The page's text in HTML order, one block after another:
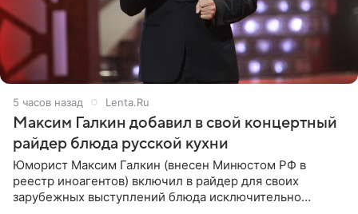
5 часов назад Lenta.Ru
Максим Галкин добавил в свой концертный
райдер блюда русской кухни
Юморист Максим Галкин (внесен Минюстом РФ в
реестр иноагентов) включил в райдер для своих
зарубежных выступлений блюда исключительно